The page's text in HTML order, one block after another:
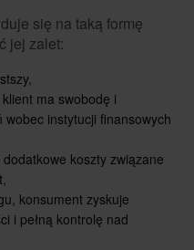
się na taką formę
jej zalet:
ma swobodę i
instytucji finansowych
koszty związane
konsument zyskuje
i pełną kontrolę nad